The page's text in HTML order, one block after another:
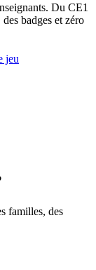
Du CE1
badges et zéro
jeu
familles, des